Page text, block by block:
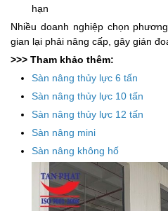
hạn
Nhiều doanh nghiệp chọn
gian lại phải nâng cấp, gây gián
>>> Tham khảo thêm:
Sàn nâng thủy lực 6 tấn
Sàn nâng thủy lực 10 tấn
Sàn nâng thủy lực 12 tấn
Sàn nâng mini
Sàn nâng không hố